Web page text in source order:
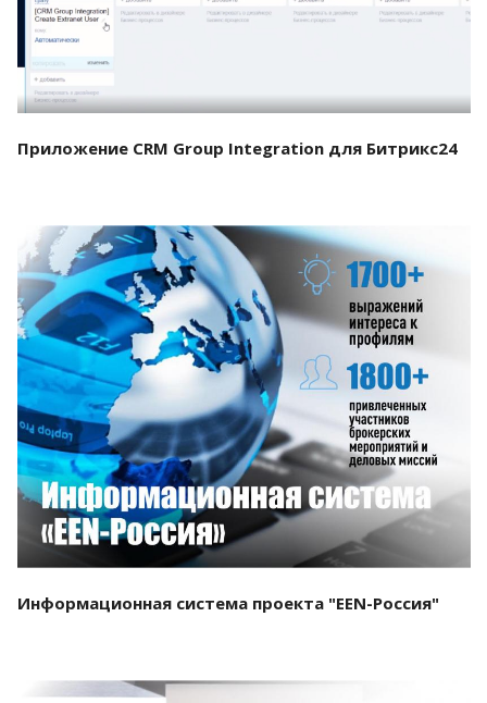
Приложение CRM Group Integration для Битрикс24
Смотреть проект
Информационная система проекта "EEN-Россия"